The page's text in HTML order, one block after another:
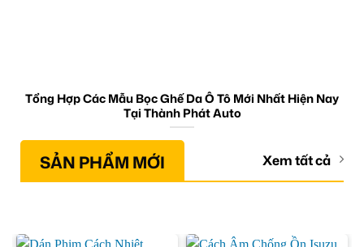
Tổng Hợp Các Mẫu Bọc Ghế Da Ô Tô Mới Nhất Hiện Nay
Tại Thành Phát Auto
SẢN PHẨM MỚI Xem tất cả